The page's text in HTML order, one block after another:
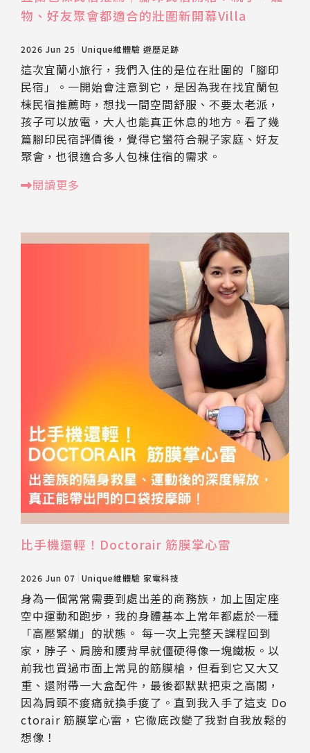
物、好友聚會都適合的壯圍新開幕Villa
2026 Jun 25 Unique維體驗 遊歷足跡
這次宜蘭小旅行，我們入住的是位在壯圍的「腳印
民宿」。一開始會注意到它，是因為我在找宜蘭包
棟民宿推薦時，想找一間空間舒服、不要太老派，
孩子可以放電，大人也能真正休息的地方。看了幾
篇腳印民宿評價後，覺得它蠻符合親子家庭、好友
聚會，也很適合多人包棟住宿的需求。
閱讀更多
比手機還輕！Doctorair 筋膜掌心雷
2026 Jun 07 Unique維體驗 家電科技
身為一個常常需要到處出差的商務族，加上固定座
空中運動和跑步，我的身體基本上常年都處於一種
「高壓緊繃」的狀態。 每一次上完整天課程回到
家，脖子、肩膀和腰背早就僵硬得像一塊鐵板。以
前我也買過市面上常見的筋膜槍，但看到它又大又
重、還附帶一大盒配件，最後都默默把束之高閣，
因為肩頸不痠痛就換手痠了。直到我入手了這支 Do
ctorair 筋膜掌心雷，它徹底改變了我對自我放鬆的
想像！